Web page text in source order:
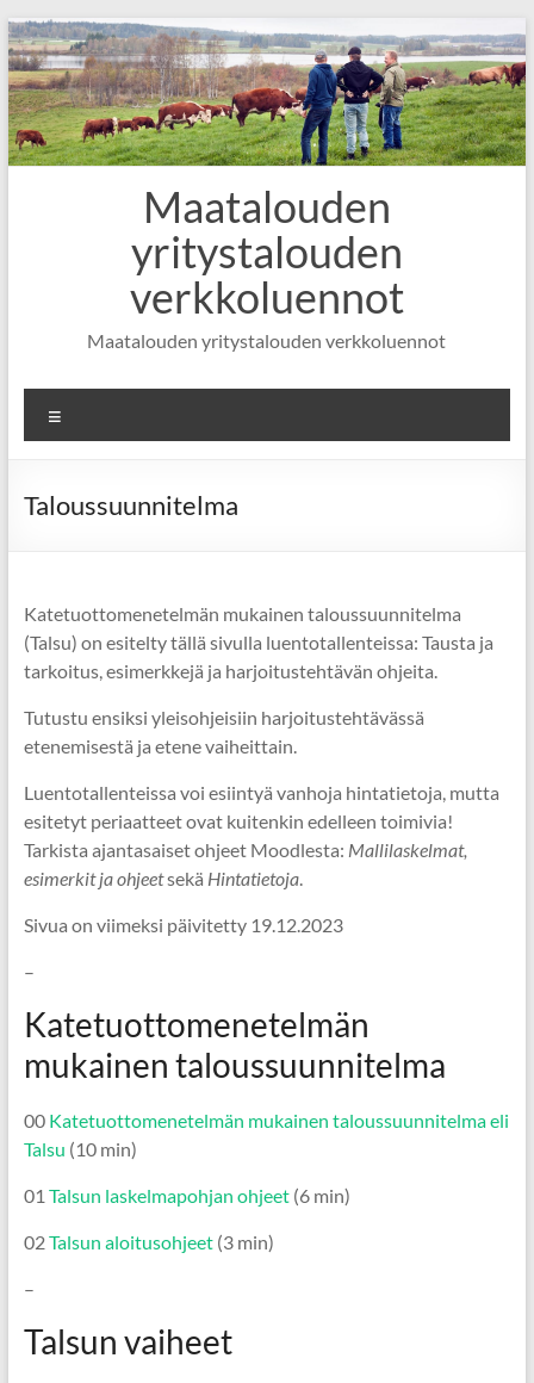
Skip
to
content
Maatalouden
yritystalouden
verkkoluennot
Maatalouden yritystalouden verkkoluennot
Taloussuunnitelma
Katetuottomenetelmän mukainen taloussuunnitelma
(Talsu) on esitelty tällä sivulla luentotallenteissa: Tausta ja
tarkoitus, esimerkkejä ja harjoitustehtävän ohjeita.
Tutustu ensiksi yleisohjeisiin harjoitustehtävässä
etenemisestä ja etene vaiheittain.
Luentotallenteissa voi esiintyä vanhoja hintatietoja, mutta
esitetyt periaatteet ovat kuitenkin edelleen toimivia!
Tarkista ajantasaiset ohjeet Moodlesta: Mallilaskelmat,
esimerkit ja ohjeetsekä Hintatietoja.
Sivua on viimeksi päivitetty 19.12.2023
–
Katetuottomenetelmän
mukainen taloussuunnitelma
00 Katetuottomenetelmän mukainen taloussuunnitelma eli
Talsu (10 min)
01 Talsun laskelmapohjan ohjeet(6 min)
02Talsun aloitusohjeet(3 min)
–
Talsun vaiheet